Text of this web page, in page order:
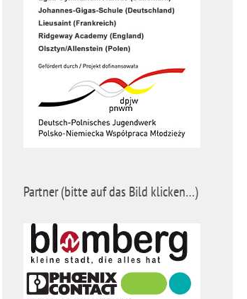
Partner (bitte auf das Bild klicken…)